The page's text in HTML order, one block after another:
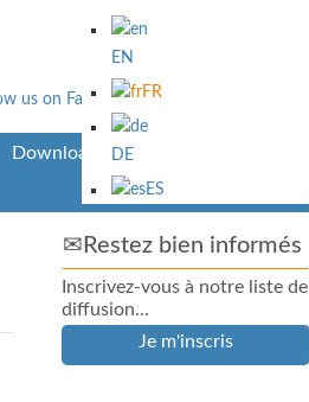
EN
FR
DE
ES
Downloads
✉Restez bien informés
Inscrivez-vous à notre liste de
diffusion...
Je m'inscris